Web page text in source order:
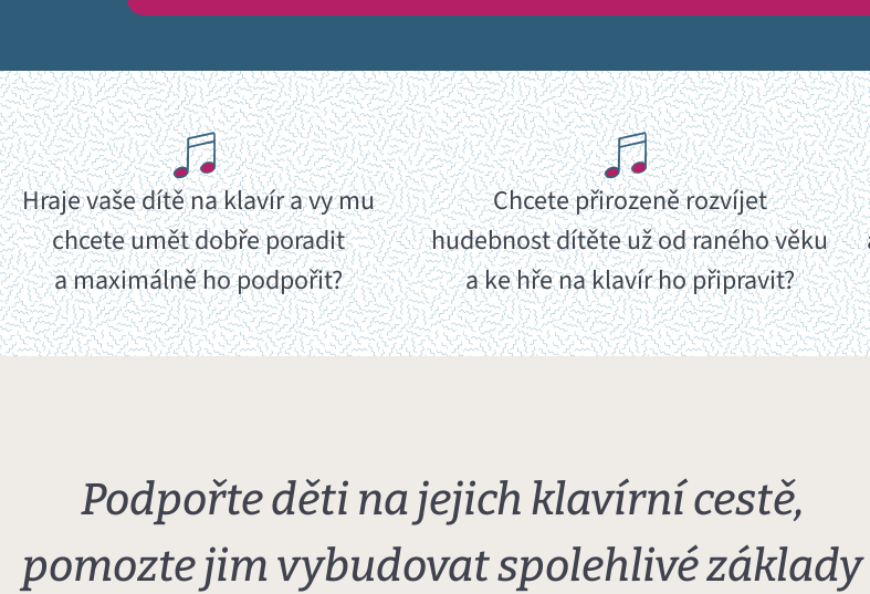
Hraje vaše dítě na klavír a vy mu
chcete umět dobře poradit
a maximálně ho podpořit?
Chcete přirozeně rozvíjet
hudebnost dítěte už od raného věku
a ke hře na klavír ho připravit?
Podpořte děti na jejich klavírní cestě,
pomozte jim vybudovat spolehlivé základy